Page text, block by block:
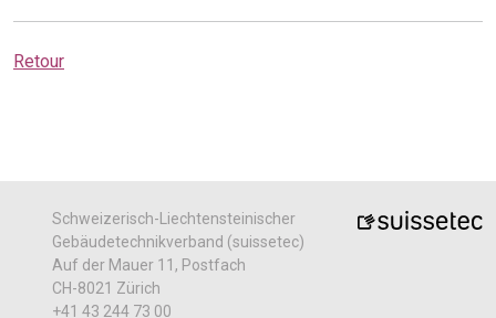
Retour
Schweizerisch-Liechtensteinischer
Gebäudetechnikverband (suissetec)
Auf der Mauer 11, Postfach
CH-8021 Zürich
+41 43 244 73 00